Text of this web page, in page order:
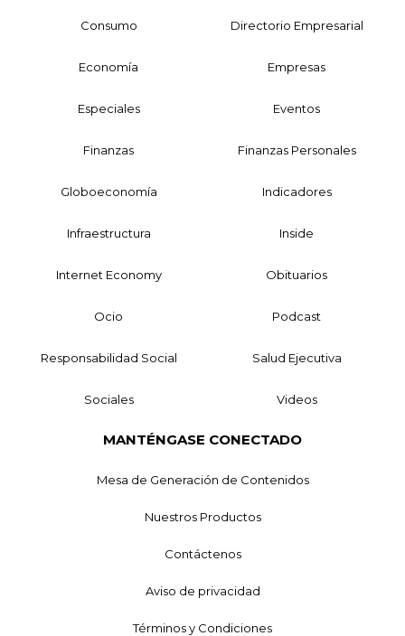
Consumo Directorio Empresarial
Economía Empresas
Especiales Eventos
Finanzas Finanzas Personales
Globoeconomía Indicadores
Infraestructura Inside
Internet Economy Obituarios
Ocio Podcast
Responsabilidad Social Salud Ejecutiva
Sociales Videos
MANTÉNGASE CONECTADO
Mesa de Generación de Contenidos
Nuestros Productos
Contáctenos
Aviso de privacidad
Términos y Condiciones